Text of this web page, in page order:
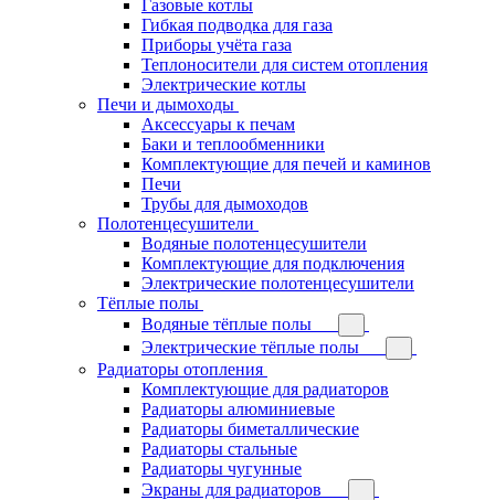
Газовые котлы
Гибкая подводка для газа
Приборы учёта газа
Теплоносители для систем отопления
Электрические котлы
Печи и дымоходы
Аксессуары к печам
Баки и теплообменники
Комплектующие для печей и каминов
Печи
Трубы для дымоходов
Полотенцесушители
Водяные полотенцесушители
Комплектующие для подключения
Электрические полотенцесушители
Тёплые полы
Водяные тёплые полы
Электрические тёплые полы
Радиаторы отопления
Комплектующие для радиаторов
Радиаторы алюминиевые
Радиаторы биметаллические
Радиаторы стальные
Радиаторы чугунные
Экраны для радиаторов